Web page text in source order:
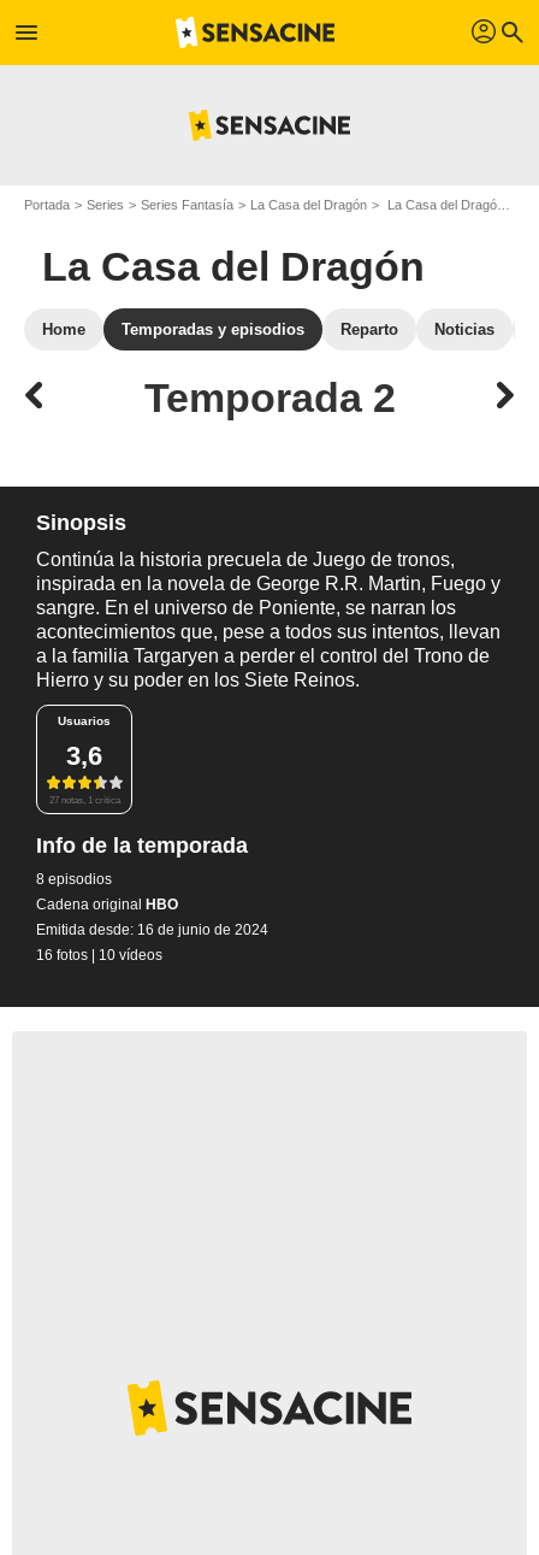
menu profil search
Portada Series Series Fantasía La Casa del Dragón La Casa del Dragón: episodios de la temporada 2
La Casa del Dragón
Home Temporadas y episodios Reparto Noticias
Temporada 2
Sinopsis
Continúa la historia precuela de Juego de tronos,
inspirada en la novela de George R.R. Martin, Fuego y
sangre. En el universo de Poniente, se narran los
acontecimientos que, pese a todos sus intentos, llevan
a la familia Targaryen a perder el control del Trono de
Hierro y su poder en los Siete Reinos.
Usuarios
3,6
27 notas, 1 crítica
Info de la temporada
8 episodios
Cadena original HBO
Emitida desde: 16 de junio de 2024
16 fotos | 10 vídeos